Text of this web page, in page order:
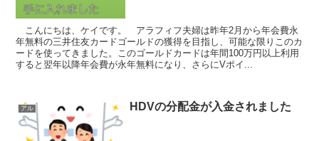
こんにちは、ケイです。 アラフィフ夫婦は昨年2月から年会費永
年無料の三井住友カードゴールドの獲得を目指し、可能な限りこのカ
ードを使ってきました。このゴールドカードは年間100万円以上利用
すると翌年以降年会費が永年無料になり、さらにVポイ...
アル HDVの分配金が入金されました